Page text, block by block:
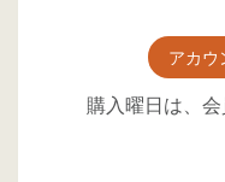
アカウ
購入曜日は、